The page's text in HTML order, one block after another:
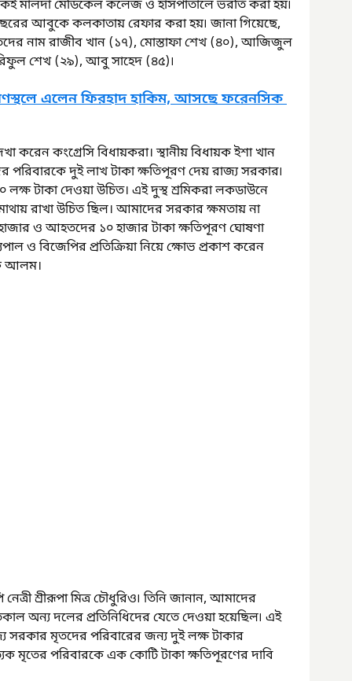
মালদা মেডিকেল কলেজ ও হাসপাতালে ভরতি করা হয়৷
আবুকে কলকাতায় রেফার করা হয়৷ জানা গিয়েছে,
নাম রাজীব খান (১৭), মোস্তাফা শেখ (৪০), আজিজুল
শেখ (২৯), আবু সাহেদ (৪৫)৷
এলেন ফিরহাদ হাকিম, আসছে ফরেনসিক
করেন কংগ্রেসি বিধায়করা। স্থানীয় বিধায়ক ইশা খান
পরিবারকে দুই লাখ টাকা ক্ষতিপূরণ দেয় রাজ্য সরকার৷
লক্ষ টাকা দেওয়া উচিত। এই দুস্থ শ্রমিকরা লকডাউনে
রাখা উচিত ছিল। আমাদের সরকার ক্ষমতায় না
ও আহতদের ১০ হাজার টাকা ক্ষতিপূরণ ঘোষণা
ও বিজেপির প্রতিক্রিয়া নিয়ে ক্ষোভ প্রকাশ করেন
আলম।
শ্রীরূপা মিত্র চৌধুরিও৷ তিনি জানান, আমাদের
অন্য দলের প্রতিনিধিদের যেতে দেওয়া হয়েছিল৷ এই
সরকার মৃতদের পরিবারের জন্য দুই লক্ষ টাকার
মৃতের পরিবারকে এক কোটি টাকা ক্ষতিপূরণের দাবি